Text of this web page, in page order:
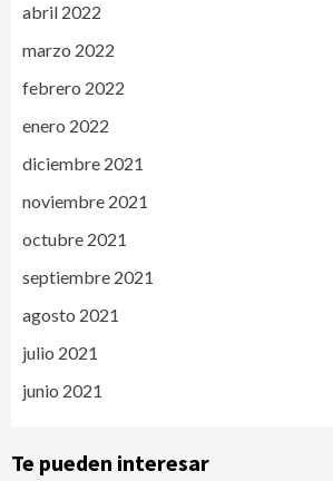
abril 2022
marzo 2022
febrero 2022
enero 2022
diciembre 2021
noviembre 2021
octubre 2021
septiembre 2021
agosto 2021
julio 2021
junio 2021
Te pueden interesar